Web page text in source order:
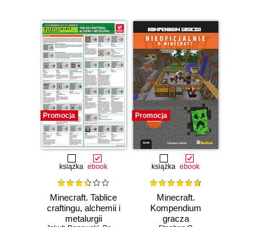
Promocja
książka ebook
Minecraft. Tablice
craftingu, alchemii i
metalurgii
Promocja
książka ebook
Minecraft.
Kompendium
gracza